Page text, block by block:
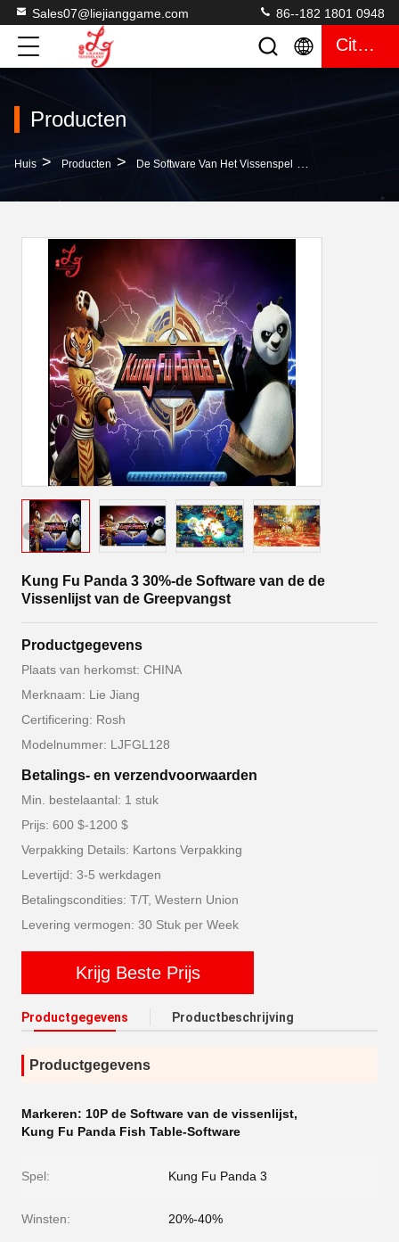
Sales07@liejianggame.com 86--182 1801 0948
Citaat
Producten
Huis > Producten > De Software Van Het Vissenspel >
Kung Fu Panda 3 30%-de Software van de de
Vissenlijst van de Greepvangst
Productgegevens
Plaats van herkomst: CHINA
Merknaam: Lie Jiang
Certificering: Rosh
Modelnummer: LJFGL128
Betalings- en verzendvoorwaarden
Min. bestelaantal: 1 stuk
Prijs: 600 $-1200 $
Verpakking Details: Kartons Verpakking
Levertijd: 3-5 werkdagen
Betalingscondities: T/T, Western Union
Levering vermogen: 30 Stuk per Week
Krijg Beste Prijs
Productgegevens Productbeschrijving
Productgegevens
Markeren: 10P de Software van de vissenlijst,
Kung Fu Panda Fish Table-Software
Spel: Kung Fu Panda 3
Winsten: 20%-40%